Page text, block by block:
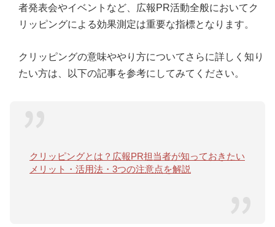
者発表会やイベントなど、広報PR活動全般においてク
リッピングによる効果測定は重要な指標となります。
クリッピングの意味ややり方についてさらに詳しく知り
たい方は、以下の記事を参考にしてみてください。
クリッピングとは？広報PR担当者が知っておきたい
メリット・活用法・3つの注意点を解説